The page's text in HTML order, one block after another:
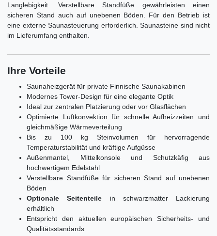
Langlebigkeit. Verstellbare Standfüße gewährleisten einen
sicheren Stand auch auf unebenen Böden. Für den Betrieb ist
eine externe Saunasteuerung erforderlich. Saunasteine sind nicht
im Lieferumfang enthalten.
Ihre Vorteile
Saunaheizgerät für private Finnische Saunakabinen
Modernes Tower-Design für eine elegante Optik
Ideal zur zentralen Platzierung oder vor Glasflächen
Optimierte Luftkonvektion für schnelle Aufheizzeiten und
gleichmäßige Wärmeverteilung
Bis zu 100 kg Steinvolumen für hervorragende
Temperaturstabilität und kräftige Aufgüsse
Außenmantel, Mittelkonsole und Schutzkäfig aus
hochwertigem Edelstahl
Verstellbare Standfüße für sicheren Stand auf unebenen
Böden
Optionale Seitenteile in schwarzmatter Lackierung
erhältlich
Entspricht den aktuellen europäischen Sicherheits- und
Qualitätsstandards